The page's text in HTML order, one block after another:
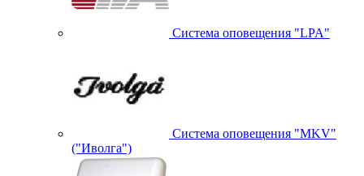
Система оповещения "LPA"
Система оповещения "MKV"
("Иволга")